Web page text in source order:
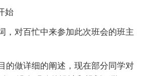
始
，对百忙中来参加此次班会的班主
的做详细的阐述，现在部分同学对